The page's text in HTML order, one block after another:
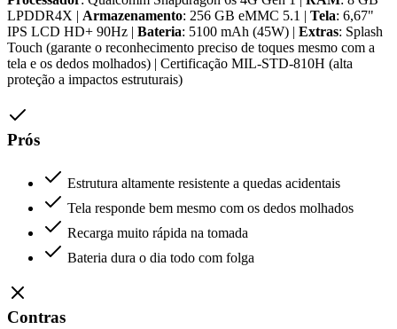
LPDDR4X | Armazenamento: 256 GB eMMC 5.1 | Tela: 6,67"
IPS LCD HD+ 90Hz | Bateria: 5100 mAh (45W) | Extras: Splash
Touch (garante o reconhecimento preciso de toques mesmo com a
tela e os dedos molhados) | Certificação MIL-STD-810H (alta
proteção a impactos estruturais)
Prós
Estrutura altamente resistente a quedas acidentais
Tela responde bem mesmo com os dedos molhados
Recarga muito rápida na tomada
Bateria dura o dia todo com folga
Contras